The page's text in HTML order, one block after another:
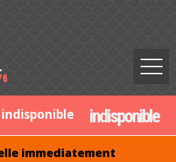
indisponible indisponible
immediatement